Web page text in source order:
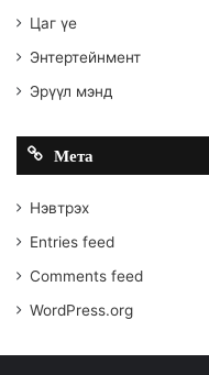
Цаг үе
Энтертейнмент
Эрүүл мэнд
Мета
Нэвтрэх
Entries feed
Comments feed
WordPress.org